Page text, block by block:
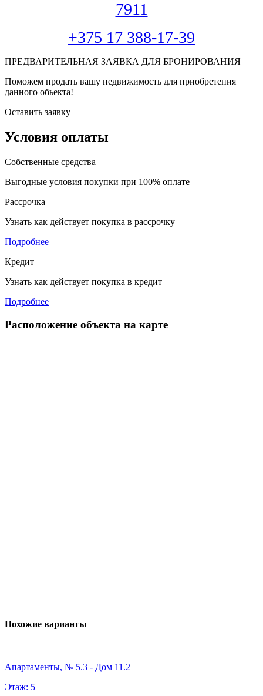
7911
+375 17 388-17-39
ПРЕДВАРИТЕЛЬНАЯ ЗАЯВКА ДЛЯ БРОНИРОВАНИЯ
Поможем продать вашу недвижимость для приобретения
данного обьекта!
Оставить заявку
Условия оплаты
Собственные средства
Выгодные условия покупки при 100% оплате
Рассрочка
Узнать как действует покупка в рассрочку
Подробнее
Кредит
Узнать как действует покупка в кредит
Подробнее
Расположение объекта на карте
Похожие варианты
Апартаменты, № 5.3 - Дом 11.2
Этаж: 5